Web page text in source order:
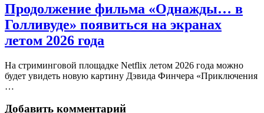
Продолжение фильма «Однажды… в
Голливуде» появиться на экранах
летом 2026 года
На стриминговой площадке Netflix летом 2026 года можно
будет увидеть новую картину Дэвида Финчера «Приключения
…
Добавить комментарий